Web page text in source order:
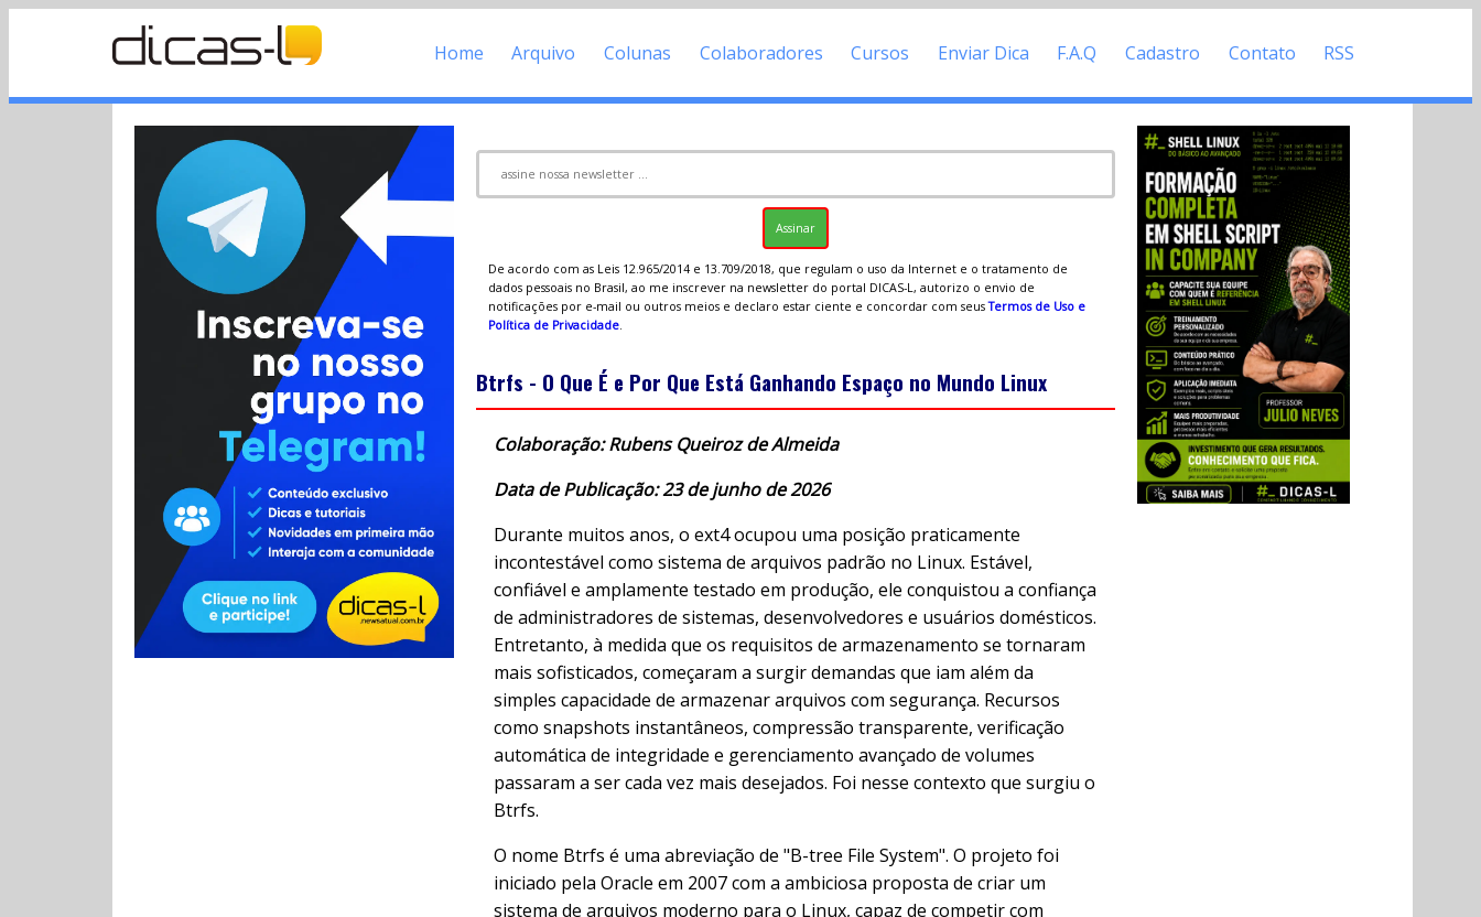
Home Arquivo Colunas Colaboradores Cursos Enviar Dica F.A.Q Cadastro Contato RSS
De acordo com as Leis 12.965/2014 e 13.709/2018, que regulam o uso da Internet e o tratamento de
dados pessoais no Brasil, ao me inscrever na newsletter do portal DICAS-L, autorizo o envio de
notificações por e-mail ou outros meios e declaro estar ciente e concordar com seusTermos de Uso e
Política de Privacidade.
Btrfs - O Que É e Por Que Está Ganhando Espaço no Mundo Linux
Colaboração: Rubens Queiroz de Almeida
Data de Publicação: 23 de junho de 2026
Durante muitos anos, o ext4 ocupou uma posição praticamente
incontestável como sistema de arquivos padrão no Linux. Estável,
confiável e amplamente testado em produção, ele conquistou a confiança
de administradores de sistemas, desenvolvedores e usuários domésticos.
Entretanto, à medida que os requisitos de armazenamento se tornaram
mais sofisticados, começaram a surgir demandas que iam além da
simples capacidade de armazenar arquivos com segurança. Recursos
como snapshots instantâneos, compressão transparente, verificação
automática de integridade e gerenciamento avançado de volumes
passaram a ser cada vez mais desejados. Foi nesse contexto que surgiu o
Btrfs.
O nome Btrfs é uma abreviação de "B-tree File System". O projeto foi
iniciado pela Oracle em 2007 com a ambiciosa proposta de criar um
sistema de arquivos moderno para o Linux, capaz de competir com